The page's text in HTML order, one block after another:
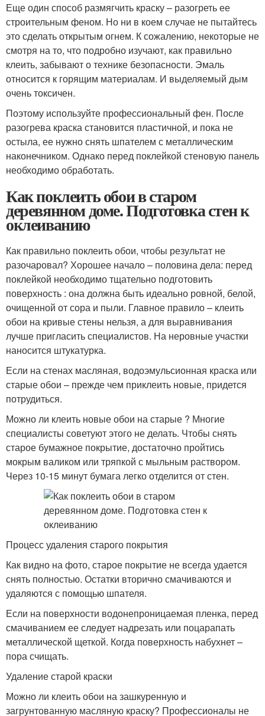
Еще один способ размягчить краску – разогреть ее
строительным феном. Но ни в коем случае не пытайтесь
это сделать открытым огнем. К сожалению, некоторые не
смотря на то, что подробно изучают, как правильно
клеить, забывают о технике безопасности. Эмаль
относится к горящим материалам. И выделяемый дым
очень токсичен.
Поэтому используйте профессиональный фен. После
разогрева краска становится пластичной, и пока не
остыла, ее нужно снять шпателем с металлическим
наконечником. Однако перед поклейкой стеновую панель
необходимо обработать.
Как поклеить обои в старом
деревянном доме. Подготовка стен к
оклеиванию
Как правильно поклеить обои, чтобы результат не
разочаровал? Хорошее начало – половина дела: перед
поклейкой необходимо тщательно подготовить
поверхность : она должна быть идеально ровной, белой,
очищенной от сора и пыли. Главное правило – клеить
обои на кривые стены нельзя, а для выравнивания
лучше пригласить специалистов. На неровные участки
наносится штукатурка.
Если на стенах масляная, водоэмульсионная краска или
старые обои – прежде чем приклеить новые, придется
потрудиться.
Можно ли клеить новые обои на старые ? Многие
специалисты советуют этого не делать. Чтобы снять
старое бумажное покрытие, достаточно пройтись
мокрым валиком или тряпкой с мыльным раствором.
Через 10-15 минут бумага легко отделится от стен.
Процесс удаления старого покрытия
Как видно на фото, старое покрытие не всегда удается
снять полностью. Остатки вторично смачиваются и
удаляются с помощью шпателя.
Если на поверхности водонепроницаемая пленка, перед
смачиванием ее следует надрезать или поцарапать
металлической щеткой. Когда поверхность набухнет –
пора счищать.
Удаление старой краски
Можно ли клеить обои на зашкуренную и
загрунтованную масляную краску? Профессионалы не